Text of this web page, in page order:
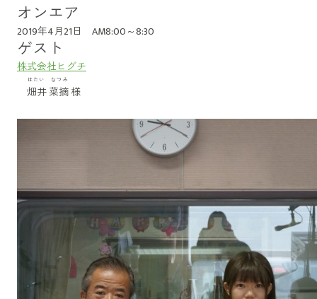
オンエア
2019年4月21日 AM8:00～8:30
ゲスト
株式会社ヒグチ
畑井 菜摘
はたい なつみ
様